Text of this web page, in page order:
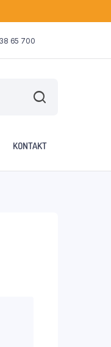
65 700
KONTAKT